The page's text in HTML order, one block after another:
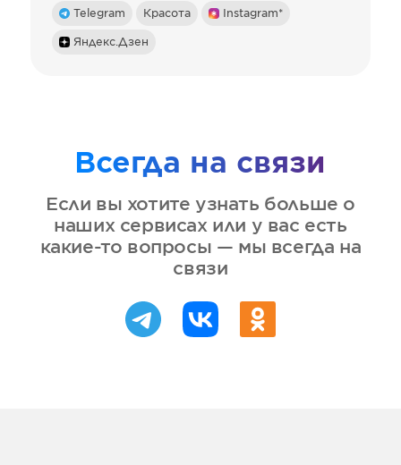
Telegram Красота Instagram*
Яндекс.Дзен
Всегда на связи
Если вы хотите узнать больше о
наших сервисах или у вас есть
какие-то вопросы — мы всегда на
связи